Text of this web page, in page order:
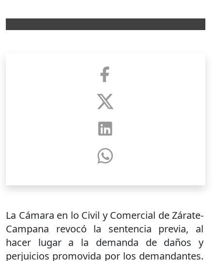
La Cámara en lo Civil y Comercial de Zárate-
Campana revocó la sentencia previa, al
hacer lugar a la demanda de daños y
perjuicios promovida por los demandantes.